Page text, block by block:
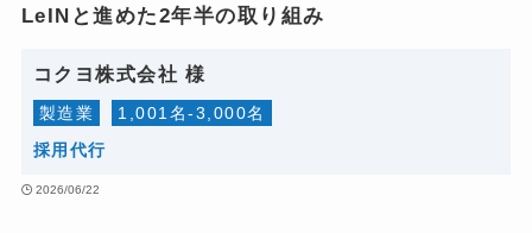
LeINと進めた2年半の取り組み
コクヨ株式会社 様
製造業​
​1​,00​1​名​-3​,000名​
採用​代行​
2026/06/22